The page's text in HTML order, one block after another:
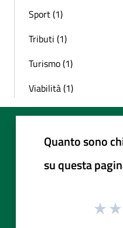
Sport (1)
Tributi (1)
Turismo (1)
Viabilità (1)
Quanto sono
su questa